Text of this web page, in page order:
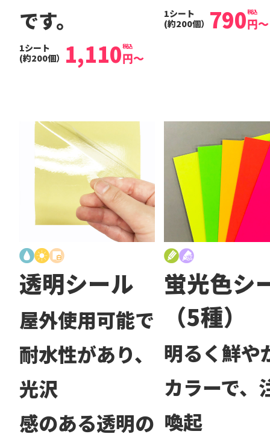
です。
1シート
(約200個） 1,110円
税込
～
1シート
(約200個） 790円
税込
～
透明シール
屋外使用可能で
耐水性があり、
光沢
感のある透明の
蛍光色シ
（5種）
明るく鮮や
カラーで、
喚起